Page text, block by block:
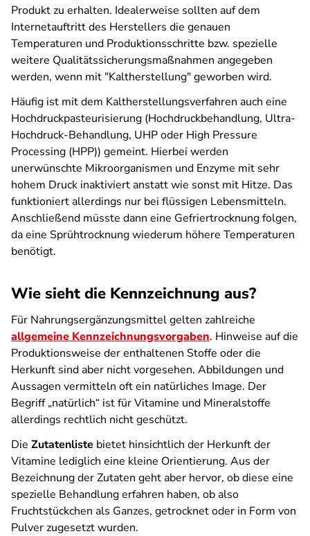
Produkt zu erhalten. Idealerweise sollten auf dem
Internetauftritt des Herstellers die genauen
Temperaturen und Produktionsschritte bzw. spezielle
weitere Qualitätssicherungsmaßnahmen angegeben
werden, wenn mit "Kaltherstellung" geworben wird.
Häufig ist mit dem Kaltherstellungsverfahren auch eine
Hochdruckpasteurisierung (Hochdruckbehandlung, Ultra-
Hochdruck-Behandlung, UHP oder High Pressure
Processing (HPP)) gemeint. Hierbei werden
unerwünschte Mikroorganismen und Enzyme mit sehr
hohem Druck inaktiviert anstatt wie sonst mit Hitze. Das
funktioniert allerdings nur bei flüssigen Lebensmitteln.
Anschließend müsste dann eine Gefriertrocknung folgen,
da eine Sprühtrocknung wiederum höhere Temperaturen
benötigt.
Wie sieht die Kennzeichnung aus?
Für Nahrungsergänzungsmittel gelten zahlreiche
allgemeine Kennzeichnungsvorgaben. Hinweise auf die
Produktionsweise der enthaltenen Stoffe oder die
Herkunft sind aber nicht vorgesehen. Abbildungen und
Aussagen vermitteln oft ein natürliches Image. Der
Begriff „natürlich“ ist für Vitamine und Mineralstoffe
allerdings rechtlich nicht geschützt.
Die Zutatenliste bietet hinsichtlich der Herkunft der
Vitamine lediglich eine kleine Orientierung. Aus der
Bezeichnung der Zutaten geht aber hervor, ob diese eine
spezielle Behandlung erfahren haben, ob also
Fruchtstückchen als Ganzes, getrocknet oder in Form von
Pulver zugesetzt wurden.